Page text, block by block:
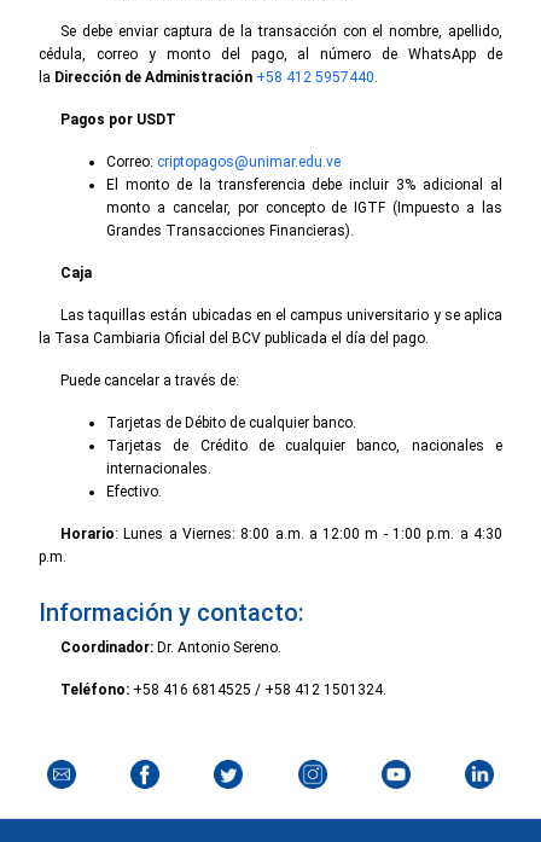
Se debe enviar captura de la transacción con el nombre, apellido,
cédula, correo y monto del pago, al número de WhatsApp de
la Dirección de Administración +58 412 5957440.
Pagos por USDT
Correo: criptopagos@unimar.edu.ve
El monto de la transferencia debe incluir 3% adicional al
monto a cancelar, por concepto de IGTF (Impuesto a las
Grandes Transacciones Financieras).
Caja
Las taquillas están ubicadas en el campus universitario y se aplica
la Tasa Cambiaria Oficial del BCV publicada el día del pago.
Puede cancelar a través de:
Tarjetas de Débito de cualquier banco.
Tarjetas de Crédito de cualquier banco, nacionales e
internacionales.
Efectivo.
Horario: Lunes a Viernes: 8:00 a.m. a 12:00 m - 1:00 p.m. a 4:30
p.m.
Información y contacto:
Coordinador: Dr. Antonio Sereno.
Teléfono: +58 416 6814525 / +58 412 1501324.